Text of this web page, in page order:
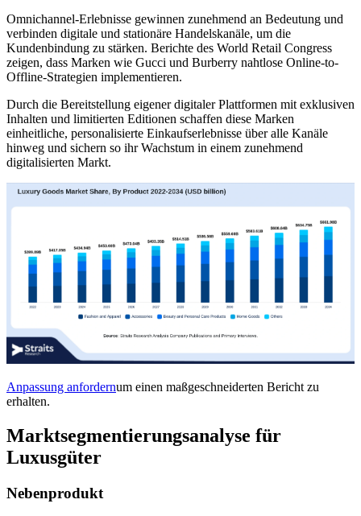
Omnichannel-Erlebnisse gewinnen zunehmend an Bedeutung und
verbinden digitale und stationäre Handelskanäle, um die
Kundenbindung zu stärken. Berichte des World Retail Congress
zeigen, dass Marken wie Gucci und Burberry nahtlose Online-to-
Offline-Strategien implementieren.
Durch die Bereitstellung eigener digitaler Plattformen mit exklusiven
Inhalten und limitierten Editionen schaffen diese Marken
einheitliche, personalisierte Einkaufserlebnisse über alle Kanäle
hinweg und sichern so ihr Wachstum in einem zunehmend
digitalisierten Markt.
Anpassung anfordernum einen maßgeschneiderten Bericht zu
erhalten.
Marktsegmentierungsanalyse für
Luxusgüter
Nebenprodukt